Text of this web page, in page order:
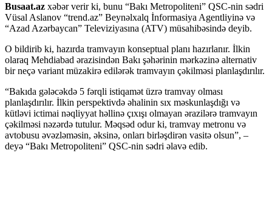
Busaat.az xəbər verir ki, bunu “Bakı Metropoliteni” QSC-nin sədri
Vüsal Aslanov “trend.az” Beynəlxalq İnformasiya Agentliyinə və
“Azad Azərbaycan” Televiziyasına (ATV) müsahibəsində deyib.
O bildirib ki, hazırda tramvayın konseptual planı hazırlanır. İlkin
olaraq Mehdiabad ərazisindən Bakı şəhərinin mərkəzinə alternativ
bir neçə variant müzakirə edilərək tramvayın çəkilməsi planlaşdırılır.
“Bakıda gələcəkdə 5 fərqli istiqamət üzrə tramvay olması
planlaşdırılır. İlkin perspektivdə əhalinin sıx məskunlaşdığı və
kütləvi ictimai nəqliyyat həllinə çıxışı olmayan ərazilərə tramvayın
çəkilməsi nəzərdə tutulur. Məqsəd odur ki, tramvay metronu və
avtobusu əvəzləməsin, əksinə, onları birləşdirən vasitə olsun”, –
deyə “Bakı Metropoliteni” QSC-nin sədri əlavə edib.